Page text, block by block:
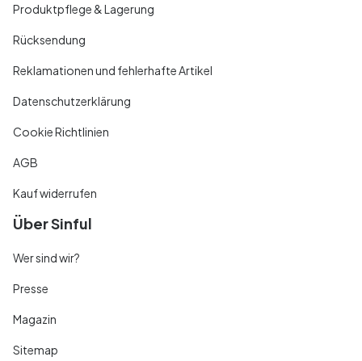
Produktpflege & Lagerung
Rücksendung
Reklamationen und fehlerhafte Artikel
Datenschutzerklärung
Cookie Richtlinien
AGB
Kauf widerrufen
Über Sinful
Wer sind wir?
Presse
Magazin
Sitemap